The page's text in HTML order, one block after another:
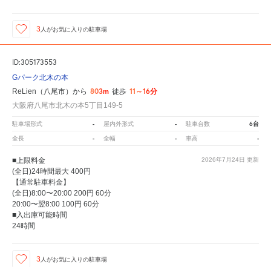
3人がお気に入りの駐車場
ID:305173553
Gパーク北木の本
ReLien（八尾市）から 803m 徒歩 11～16分
大阪府八尾市北木の本5丁目149-5
駐車場形式 - 屋内外形式 - 駐車台数 6台
全長 - 全幅 - 車高 -
2026年7月24日 更新
■上限料金
(全日)24時間最大 400円
【通常駐車料金】
(全日)8:00〜20:00 200円 60分
20:00〜翌8:00 100円 60分
■入出庫可能時間
24時間
3人がお気に入りの駐車場